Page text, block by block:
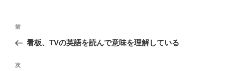
投
ナ
ビ
過
去
投
前
看板、TVの英語を読んで意味を理解している
次
次